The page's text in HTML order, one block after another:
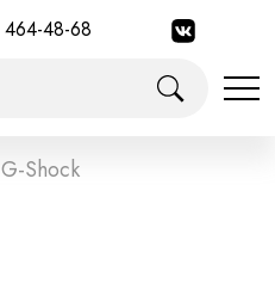
48-68
Shock